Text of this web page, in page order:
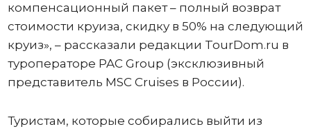
компенсационный пакет – полный возврат
стоимости круиза, скидку в 50% на следующий
круиз», – рассказали редакции TourDom.ru в
туроператоре PAC Group (эксклюзивный
представитель MSC Cruises в России).
Туристам, которые собирались выйти из